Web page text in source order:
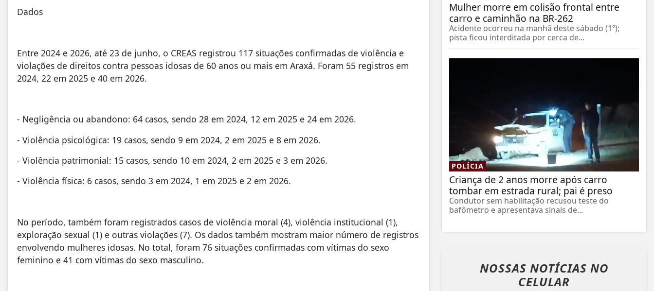
Dados
Entre 2024 e 2026, até 23 de junho, o CREAS registrou 117 situações confirmadas de violência e
violações de direitos contra pessoas idosas de 60 anos ou mais em Araxá. Foram 55 registros em
2024, 22 em 2025 e 40 em 2026.
- Negligência ou abandono: 64 casos, sendo 28 em 2024, 12 em 2025 e 24 em 2026.
- Violência psicológica: 19 casos, sendo 9 em 2024, 2 em 2025 e 8 em 2026.
- Violência patrimonial: 15 casos, sendo 10 em 2024, 2 em 2025 e 3 em 2026.
- Violência física: 6 casos, sendo 3 em 2024, 1 em 2025 e 2 em 2026.
No período, também foram registrados casos de violência moral (4), violência institucional (1),
exploração sexual (1) e outras violações (7). Os dados também mostram maior número de registros
envolvendo mulheres idosas. No total, foram 76 situações confirmadas com vítimas do sexo
feminino e 41 com vítimas do sexo masculino.
Mulher morre em colisão frontal entre
carro e caminhão na BR-262
Acidente ocorreu na manhã deste sábado (1º);
pista ficou interditada por cerca de...
POLÍCIA
Criança de 2 anos morre após carro
tombar em estrada rural; pai é preso
Condutor sem habilitação recusou teste do
bafômetro e apresentava sinais de...
NOSSAS NOTÍCIAS NO
CELULAR